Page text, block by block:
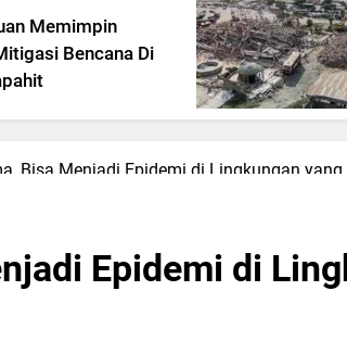
Di
Bisa Menjadi Epidemi di Lingkungan
Epidemi di